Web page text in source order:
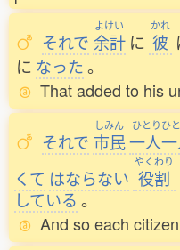
それで
よけい
余計 に
かれ
彼
に なった。
That added to his
それで
しみん
市民
ひとりひ
一人
くて はならない
やくわり
役割
している 。
And so each